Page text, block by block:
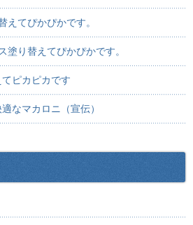
えてぴかぴかです。
塗り替えてぴかぴかです。
ピカピカです
なマカロニ（宣伝）